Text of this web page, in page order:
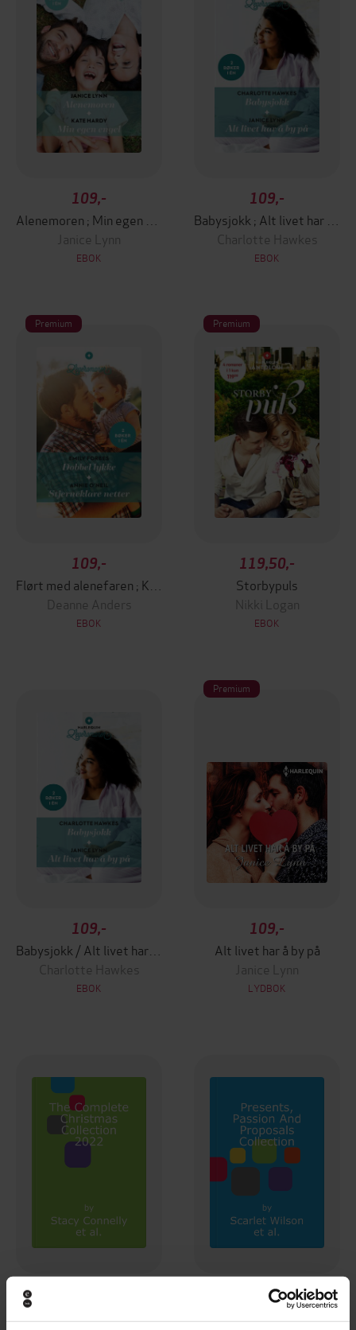
109,-
Janice Lynn
EBOK
109,-
Charlotte Hawkes
EBOK
Premium
109,-
Deanne Anders
EBOK
Premium
119,50,-
Storbypuls
Nikki Logan
EBOK
109,-
Charlotte Hawkes
EBOK
Premium
109,-
Alt livet har å by på
Janice Lynn
LYDBOK
525,-